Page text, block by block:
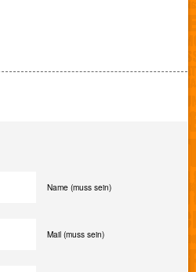
Name (muss sein)
Mail (muss sein)